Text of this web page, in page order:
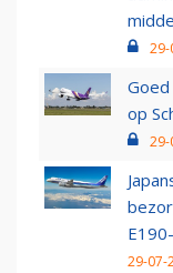
29-
op
29-
29-07-